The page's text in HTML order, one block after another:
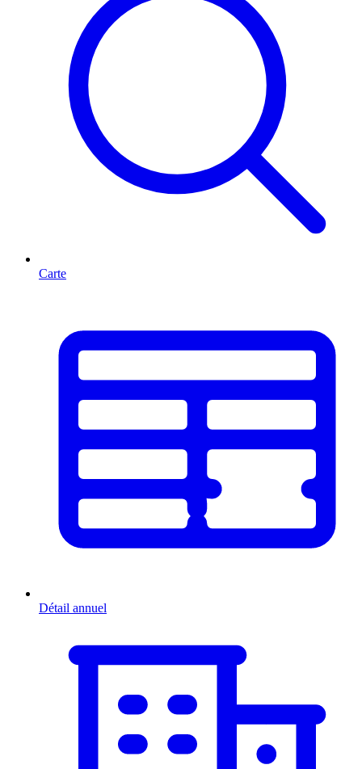
Carte
Détail annuel